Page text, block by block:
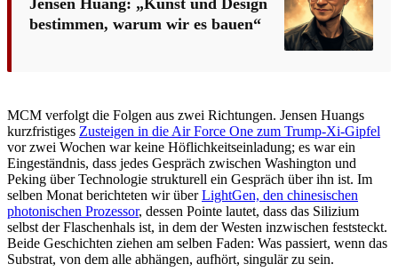
Jensen Huang: „Kunst und Design
bestimmen, warum wir es bauen“
MCM verfolgt die Folgen aus zwei Richtungen. Jensen Huangs
kurzfristiges Zusteigen in die Air Force One zum Trump-Xi-Gipfel
vor zwei Wochen war keine Höflichkeitseinladung; es war ein
Eingeständnis, dass jedes Gespräch zwischen Washington und
Peking über Technologie strukturell ein Gespräch über ihn ist. Im
selben Monat berichteten wir überLightGen, den chinesischen
photonischen Prozessor, dessen Pointe lautet, dass das Silizium
selbst der Flaschenhals ist, in dem der Westen inzwischen feststeckt.
Beide Geschichten ziehen am selben Faden: Was passiert, wenn das
Substrat, von dem alle abhängen, aufhört, singulär zu sein.